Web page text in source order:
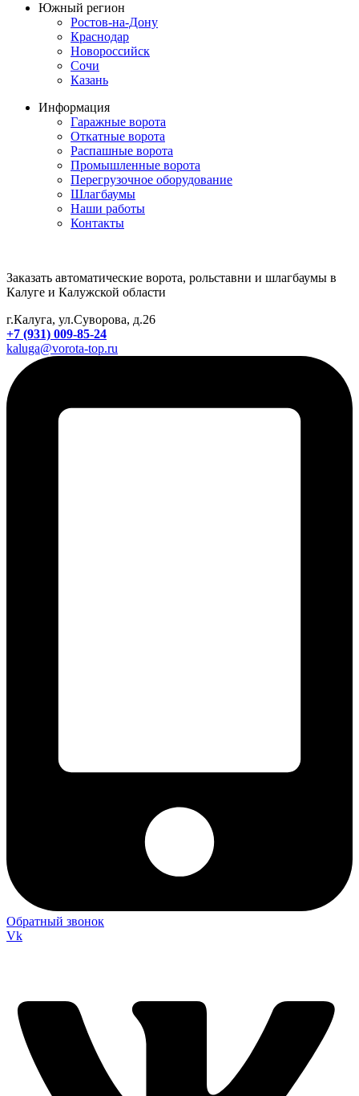
Южный регион
Ростов-на-Дону
Краснодар
Новороссийск
Сочи
Казань
Информация
Гаражные ворота
Откатные ворота
Распашные ворота
Промышленные ворота
Перегрузочное оборудование
Шлагбаумы
Наши работы
Контакты
Заказать автоматические ворота, рольставни и шлагбаумы в
Калуге и Калужской области
г.Калуга, ул.Суворова, д.26
+7 (931) 009-85-24
kaluga@vorota-top.ru
Обратный звонок
Vk